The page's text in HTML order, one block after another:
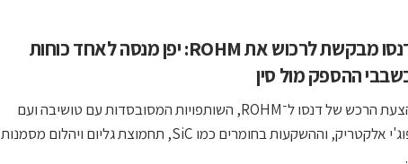
דנסו מבקשת לרכוש את ROHM: יפן מנסה לאחד כוחות
ההספק מול סין
הצעת הרכש של דנסו ל־ROHM, השותפויות המסובסדות עם טושיבה ועם
פוג'י אלקטריק, וההשקעות בחומרים כמו SiC, תחמוצת גליום ויהלום מסמנות